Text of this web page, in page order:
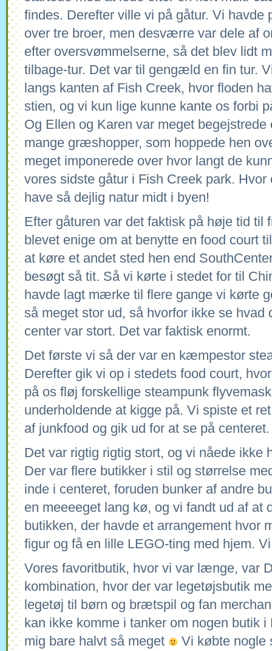
findes. Derefter ville vi på gåtur. Vi havde
over tre broer, men desværre var dele af
efter oversvømmelserne, så det blev lidt
tilbage-tur. Det var til gengæld en fin tur.
langs kanten af Fish Creek, hvor floden
stien, og vi kun lige kunne kante os forbi
Og Ellen og Karen var meget begejstrede
mange græshopper, som hoppede hen
meget imponerede over hvor langt de
vores sidste gåtur i Fish Creek park.
have så dejlig natur midt i byen!
Efter gåturen var det faktisk på høje tid til
blevet enige om at benytte en food court
at køre et andet sted hen end
besøgt så tit. Så vi kørte i stedet for til
havde lagt mærke til flere gange vi kørte
så meget stor ud, så hvorfor ikke se hvad
center var stort. Det var faktisk enormt.
Det første vi så der var en kæmpestor
Derefter gik vi op i stedets food court,
på os fløj forskellige steampunk
underholdende at kigge på. Vi spiste et
af junkfood og gik ud for at se på centeret.
Det var rigtig rigtig stort, og vi nåede ikke
Der var flere butikker i stil og størrelse
inde i centeret, foruden bunker af andre
en meeeeget lang kø, og vi fandt ud af at
butikken, der havde et arrangement hvor
figur og få en lille LEGO-ting med hjem.
Vores favoritbutik, hvor vi var længe, var
kombination, hvor der var legetøjsbutik
legetøj til børn og brætspil og fan
kan ikke komme i tanker om nogen butik
mig bare halvt så meget
Vi købte nogle